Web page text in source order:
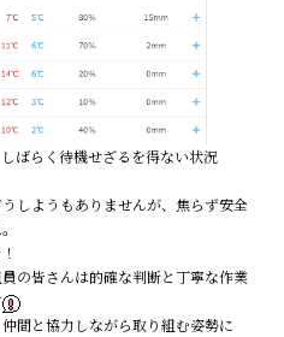
ばらく待機せざるを得ない状況
しようもありませんが、焦らず安全
の皆さんは的確な判断と丁寧な作業
間と協力しながら取り組む姿勢に